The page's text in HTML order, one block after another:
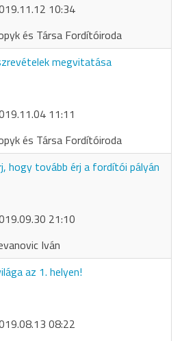
10:34
és Társa Fordítóiroda
megvitatása
11:11
és Társa Fordítóiroda
hogy tovább érj a fordítói pályán
21:10
Iván
az 1. helyen!
08:22